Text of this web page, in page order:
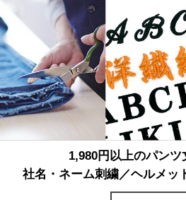
1,980円以上のパンツ
社名・ネーム刺繍／ヘルメッ